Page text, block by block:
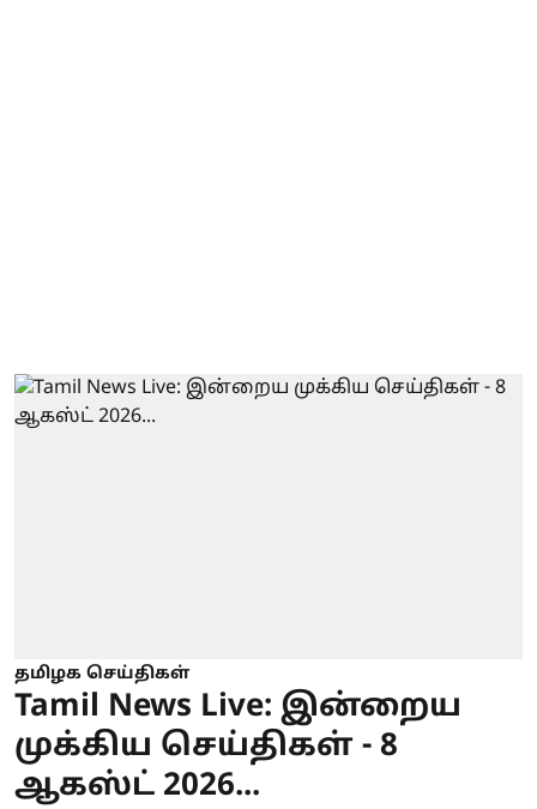
தமிழக செய்திகள்
Tamil News Live: இன்றைய
முக்கிய செய்திகள் - 8
ஆகஸ்ட் 2026...